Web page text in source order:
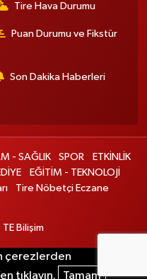
Tire Hava Durumu
Puan Durumu ve Fikstür
Son Dakika Haberleri
- SAĞLIK SPOR
ETKİNLİK
EĞİTİM - TEKNOLOJİ
Tire Nöbetçi Eczane
TE Bilişim
çerezlerden
tıklayın.
Tamam